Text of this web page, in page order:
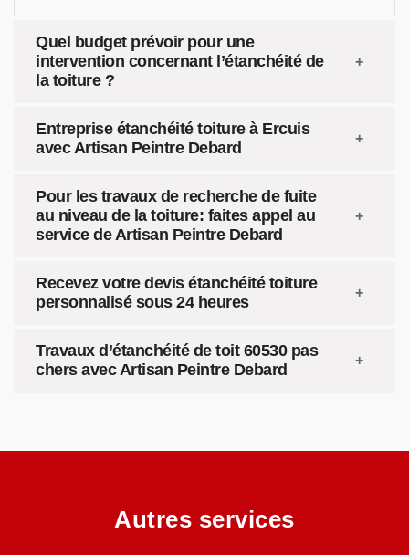
Quel budget prévoir pour une
intervention concernant l’étanchéité de
la toiture ?
Entreprise étanchéité toiture à Ercuis
avec Artisan Peintre Debard
Pour les travaux de recherche de fuite
au niveau de la toiture: faites appel au
service de Artisan Peintre Debard
Recevez votre devis étanchéité toiture
personnalisé sous 24 heures
Travaux d’étanchéité de toit 60530 pas
chers avec Artisan Peintre Debard
Autres services